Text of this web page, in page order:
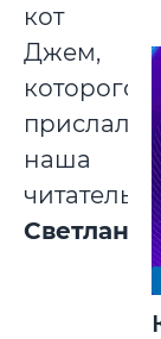
кот
Джем,
которого
прислала
наша
Светлана.